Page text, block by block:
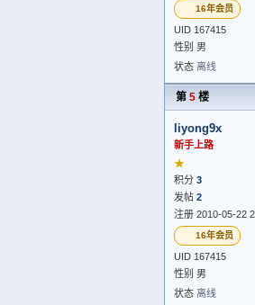
16年会员
UID 167415
性别 男
状态 离线
第 5 楼
liyong9x
新手上路
★
积分 3
发帖 2
注册 2010-05-22
16年会员
UID 167415
性别 男
状态 离线